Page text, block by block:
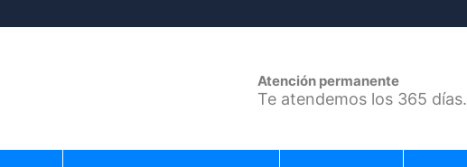
Atención permanente
Te atendemos los 365 días.